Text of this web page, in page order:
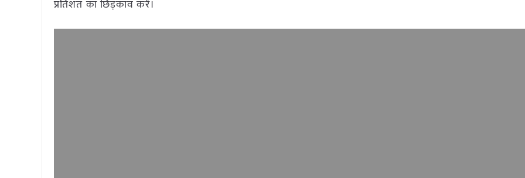
प्रतिशत का छिड़काव करें।